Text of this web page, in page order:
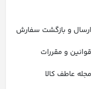
ارسال و بازگشت سفارش
قوانین و مقررات
مجله عاطف کالا